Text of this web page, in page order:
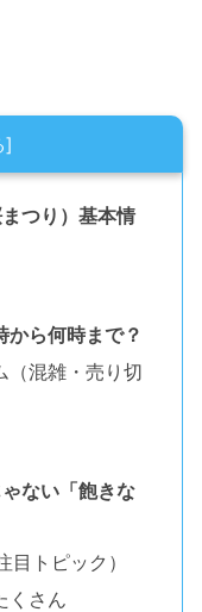
つり）基本情
から何時まで？
（混雑・売り切
ない「飽きな
トピック）
くさん